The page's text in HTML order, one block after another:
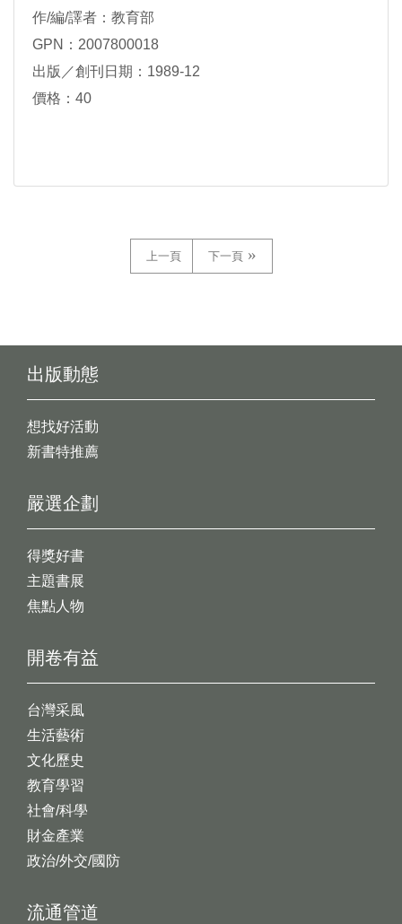
作/編/譯者：教育部
GPN：2007800018
出版／創刊日期：1989-12
價格：40
上一頁 下一頁
出版動態
想找好活動
新書特推薦
開卷有益
台灣采風
生活藝術
文化歷史
教育學習
社會/科學
財金產業
政治/外交/國防
嚴選企劃
得獎好書
主題書展
焦點人物
流通管道